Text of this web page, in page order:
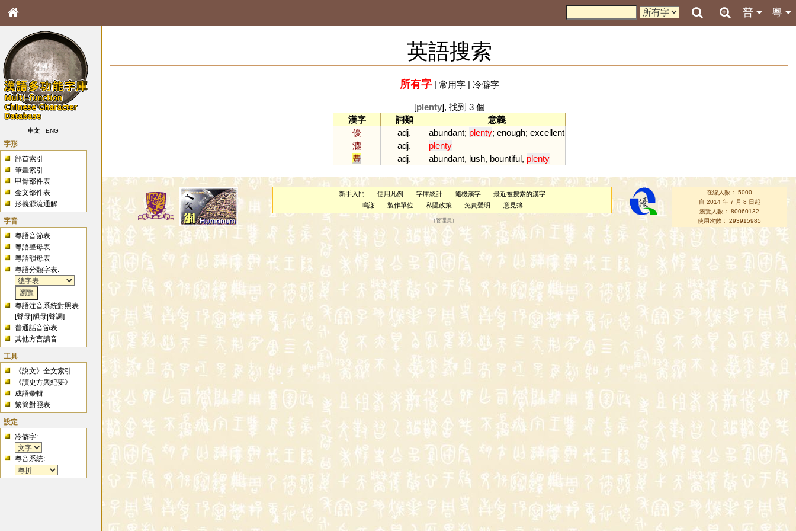
粵
普
中文 ENG
字形
部首索引
筆畫索引
甲骨部件表
金文部件表
形義源流通解
字音
粵語音節表
粵語聲母表
粵語韻母表
粵語分類字表:
粵語注音系統對照表
[聲母 |韻母 |聲調]
普通話音節表
其他方言讀音
工具
《說文》全文索引
《讀史方輿紀要》
成語彙輯
繁簡對照表
設定
冷僻字:
粵音系統:
英語搜索
所有字| 常用字| 冷僻字
[plenty], 找到 3 個
漢字
詞類
意義
優
adj. abundant; plenty; enough; excellent
瀌
adj.
plenty
豊
adj. abundant, lush, bountiful, plenty
新手入門 使用凡例 字庫統計 隨機漢字
最近被搜索的漢字
鳴謝
製作單位 私隱政策 免責聲明 意見簿
（管理員 ）
在線人數： 5000
自 2014 年 7 月 8 日起
瀏覽人數： 80060132
使用次數： 293915985